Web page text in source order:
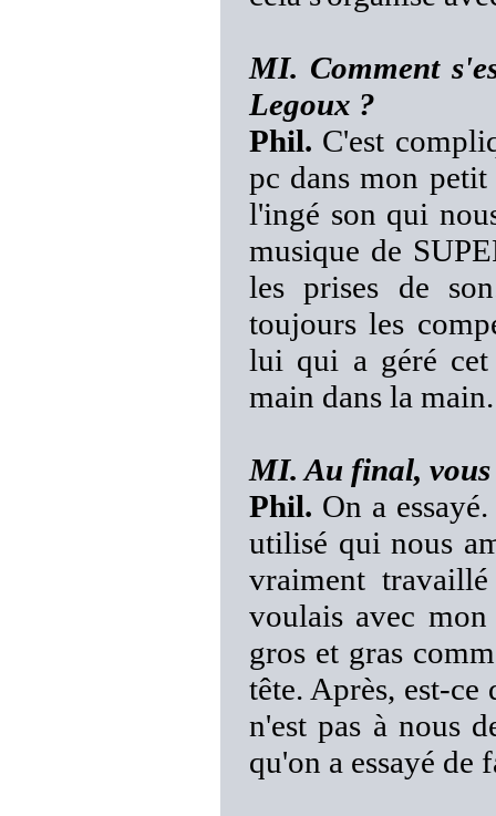
MI. Comment
Legoux ?
Phil. C'est
pc dans mon
l'ingé son qui
musique de
les prises de
toujours les
lui qui a géré cet
main dans la main.
MI. Au final, vous
Phil. On a
utilisé qui nous
vraiment
voulais avec
gros et gras
tête. Après, est-
n'est pas à nous
qu'on a essayé de